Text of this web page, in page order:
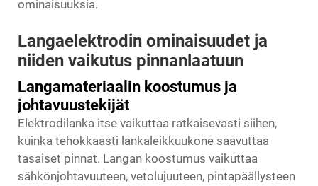
ominaisuuksia.
Langaelektrodin ominaisuudet ja
niiden vaikutus pinnanlaatuun
Langamateriaalin koostumus ja
johtavuustekijät
Elektrodilanka itse vaikuttaa ratkaisevasti siihen,
kuinka tehokkaasti lankaleikkuukone saavuttaa
tasaiset pinnat. Langan koostumus vaikuttaa
sähkönjohtavuuteen, vetolujuuteen, pintapäällysteen